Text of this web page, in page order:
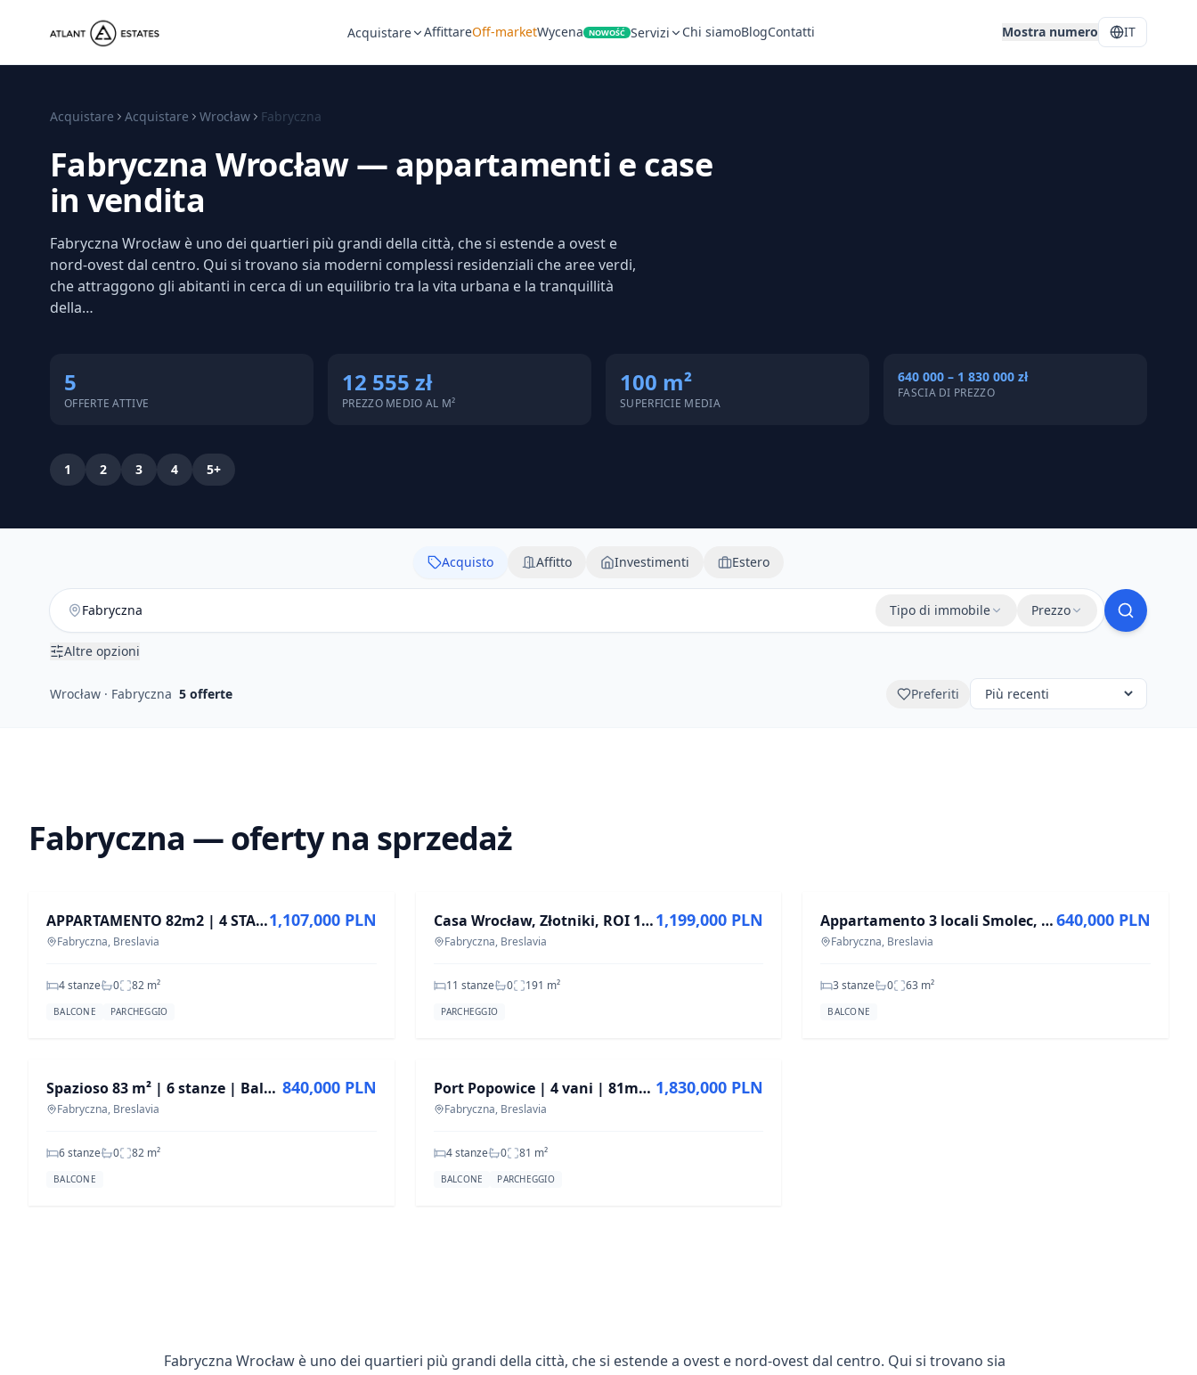
Acquistare AffittareOff-marketWycena NOWOŚĆ Servizi Chi siamoBlogContatti Mostra numero IT
Acquistare Acquistare Wrocław Fabryczna
Fabryczna Wrocław — appartamenti e case
in vendita
Fabryczna Wrocław è uno dei quartieri più grandi della città, che si estende a ovest e
nord-ovest dal centro. Qui si trovano sia moderni complessi residenziali che aree verdi,
che attraggono gli abitanti in cerca di un equilibrio tra la vita urbana e la tranquillità
della…
5
OFFERTE ATTIVE
12 555 zł
PREZZO MEDIO AL M²
100 m²
SUPERFICIE MEDIA
640 000 – 1 830 000 zł
FASCIA DI PREZZO
1 2 3 4 5+
Acquisto Affitto Investimenti Estero
Tipo di immobile Prezzo
Altre opzioni
Wrocław · Fabryczna 5 offerte Preferiti
Fabryczna — oferty na sprzedaż
APPARTAMENTO 82m2 | 4 STANZE | ECCELLENTE INVESTIMENTO | DUE TOALETTE |
Fabryczna, Breslavia
1,107,000 PLN
4 stanze 0 82 m²
BALCONE PARCHEGGIO
Casa Wrocław, Złotniki, ROI 11 %, ca. 200 m2
Fabryczna, Breslavia
1,199,000 PLN
11 stanze 0 191 m²
PARCHEGGIO
Appartamento 3 locali Smolec, via Daktylowa - 62 m²
Fabryczna, Breslavia
640,000 PLN
3 stanze 0 63 m²
BALCONE
Spazioso 83 m² | 6 stanze | Balcone | 2° piano | Wrocław – Rogowska
Fabryczna, Breslavia
840,000 PLN
6 stanze 0 82 m²
BALCONE
Port Popowice | 4 vani | 81m2 | Vista sul parco | Senza PCC
Fabryczna, Breslavia
1,830,000 PLN
4 stanze 0 81 m²
BALCONE PARCHEGGIO
Fabryczna Wrocław è uno dei quartieri più grandi della città, che si estende a ovest e nord-ovest dal centro. Qui si trovano sia